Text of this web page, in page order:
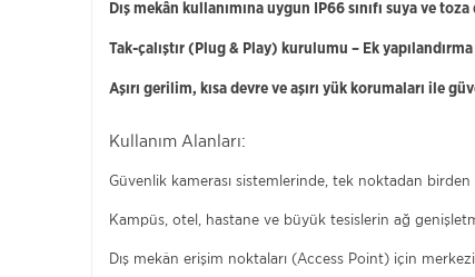
Dış mekân kullanımına uygun IP66 sınıfı suya ve
Tak-çalıştır (Plug & Play) kurulumu – Ek
Aşırı gerilim, kısa devre ve aşırı yük korumaları ile
Kullanım Alanları:
Güvenlik kamerası sistemlerinde, tek noktadan
Kampüs, otel, hastane ve büyük tesislerin ağ
Dış mekân erişim noktaları (Access Point) için